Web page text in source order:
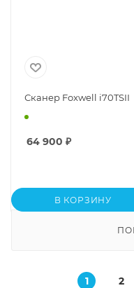
Сканер Foxwell i70TSII
64 900 ₽
В КОРЗИНУ
1 2